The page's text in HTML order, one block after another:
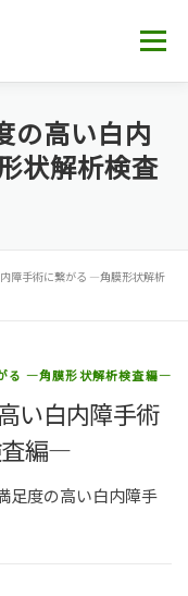
メニュー
一覧
の高い白内
状解析検査
障手術に繋がる ―角膜形状解析
る ―角膜形状解析検査編―
い白内障手術
査編―
足度の高い白内障手